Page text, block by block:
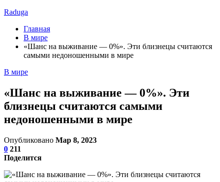
Raduga
Главная
В мире
«Шанс на выживание — 0%». Эти близнецы считаются
самыми недоношенными в мире
В мире
«Шанс на выживание — 0%». Эти
близнецы считаются самыми
недоношенными в мире
Опубликовано Мар 8, 2023
0 211
Поделится